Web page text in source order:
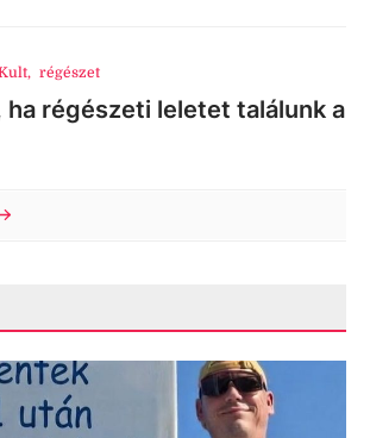
, régészet
ha régészeti leletet találunk a